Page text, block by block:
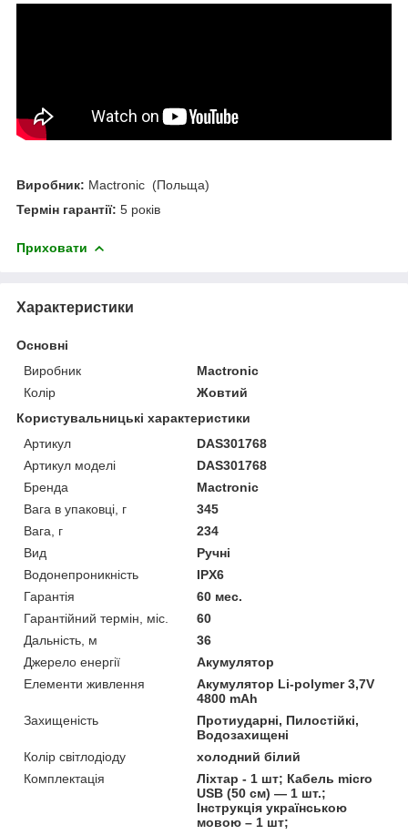
Виробник: Mactronic (Польща)
Термін гарантії: 5 років
Приховати
Характеристики
Основні
Виробник
Mactronic
Колір
Жовтий
Користувальницькі характеристики
Артикул
DAS301768
Артикул моделі
DAS301768
Бренда
Mactronic
Вага в упаковці, г
345
Вага, г
234
Вид
Ручні
Водонепроникність
IPX6
Гарантія
60 мес.
Гарантійний термін, міс.
60
Дальність, м
36
Джерело енергії
Акумулятор
Елементи живлення
Акумулятор Li-polymer 3,7V
4800 mAh
Захищеність
Протиударні, Пилостійкі,
Водозахищені
Колір світлодіоду
холодний білий
Комплектація
Ліхтар - 1 шт; Кабель micro
USB (50 см) — 1 шт.;
Інструкція українською
мовою – 1 шт;